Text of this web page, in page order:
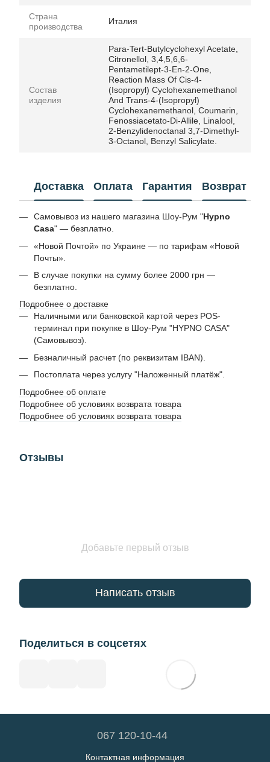
Страна
производства
Италия
Состав
изделия
Para-Tert-Butylcyclohexyl Acetate,
Citronellol, 3,4,5,6,6-
Pentametilept-3-En-2-One,
Reaction Mass Of Cis-4-
(Isopropyl) Cyclohexanemethanol
And Trans-4-(Isopropyl)
Cyclohexanemethanol, Coumarin,
Fenossiacetato-Di-Allile, Linalool,
2-Benzylidenoctanal 3,7-Dimethyl-
3-Octanol, Benzyl Salicylate.
Доставка Оплата Гарантия Возврат
Самовывоз из нашего магазина Шоу-Рум "Hypno
Casa" — безплатно.
«Новой Почтой» по Украине — по тарифам «Новой
Почты».
В случае покупки на сумму более 2000 грн —
безплатно.
Подробнее о доставке
Наличными или банковской картой через POS-
терминал при покупке в Шоу-Рум "HYPNO CASA"
(Самовывоз).
Безналичный расчет (по реквизитам IBAN).
Постоплата через услугу "Наложенный платёж".
Подробнее об оплате
Подробнее об условиях возврата товара
Подробнее об условиях возврата товара
Отзывы
Добавьте первый отзыв
Написать отзыв
Поделиться в соцсетях
067 120-10-44
Контактная информация